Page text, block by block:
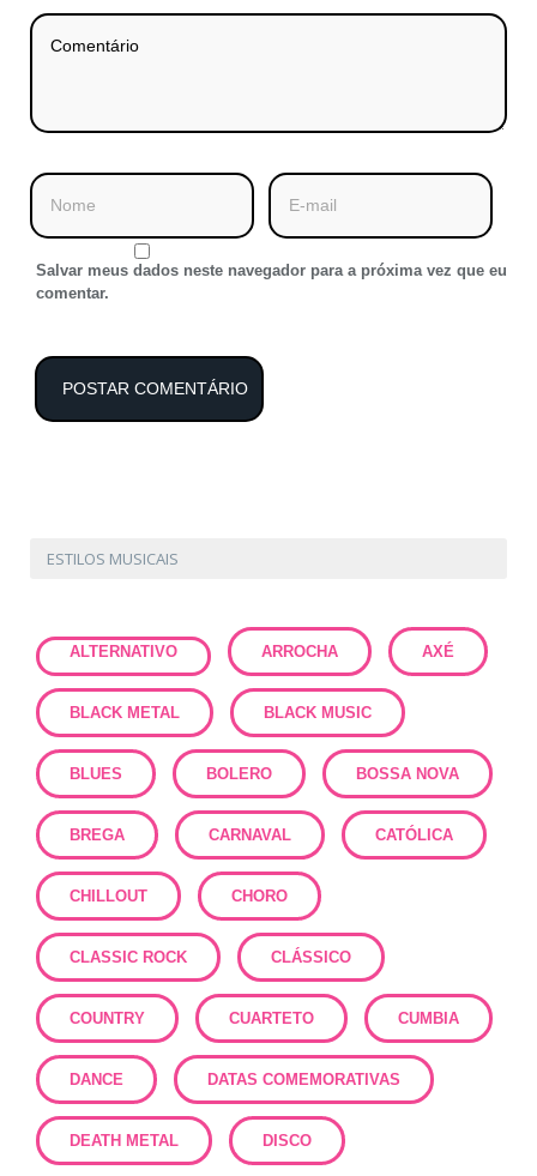
Salvar meus dados neste navegador para a próxima vez que eu
comentar.
ESTILOS MUSICAIS
ALTERNATIVO ARROCHA AXÉ
BLACK METAL BLACK MUSIC
BLUES BOLERO BOSSA NOVA
BREGA CARNAVAL CATÓLICA
CHILLOUT CHORO
CLASSIC ROCK CLÁSSICO
COUNTRY CUARTETO CUMBIA
DANCE DATAS COMEMORATIVAS
DEATH METAL DISCO